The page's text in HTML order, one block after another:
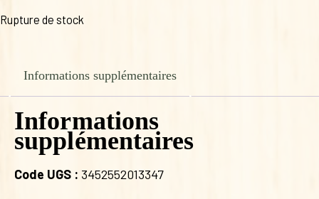
Rupture de stock
Informations supplémentaires
Informations
supplémentaires
Code UGS : 3452552013347